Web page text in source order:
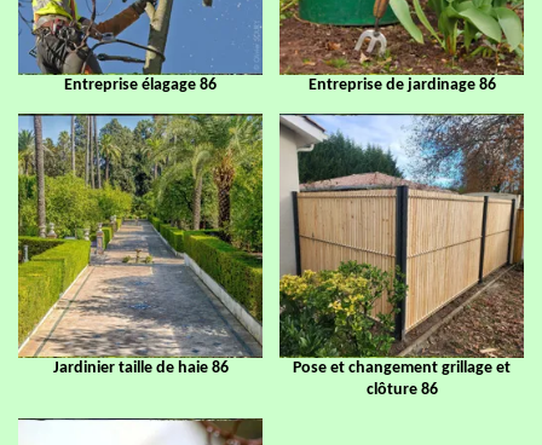
Entreprise élagage 86 Entreprise de jardinage 86
Jardinier taille de haie 86
Pose et changement grillage et
clôture 86